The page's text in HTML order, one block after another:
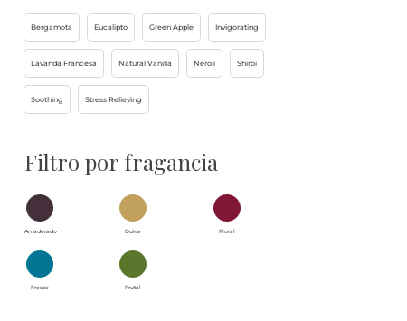
Bergamota Eucalipto Green Apple Invigorating
Lavanda Francesa Natural Vanilla Nerolí Shiroi
Soothing Stress Relieving
Filtro por fragancia
Amaderado Dulce Floral
Fresco Frutal